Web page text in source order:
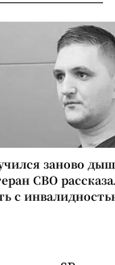
заново
СВО
с